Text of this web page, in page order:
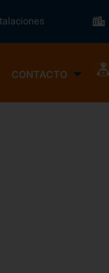
CONTACTO